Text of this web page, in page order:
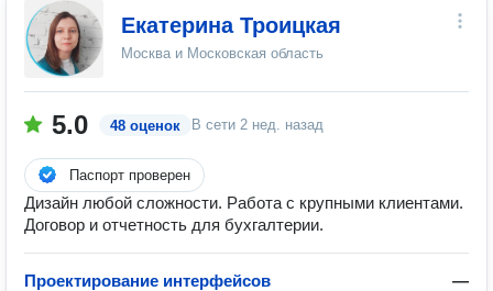
Екатерина Троицкая
Москва и Московская область
5.0 48 оценок В сети 2 нед. назад
Паспорт проверен
Дизайн любой сложности. Работа с крупными клиентами.
Договор и отчетность для бухгалтерии.
Проектирование интерфейсов —